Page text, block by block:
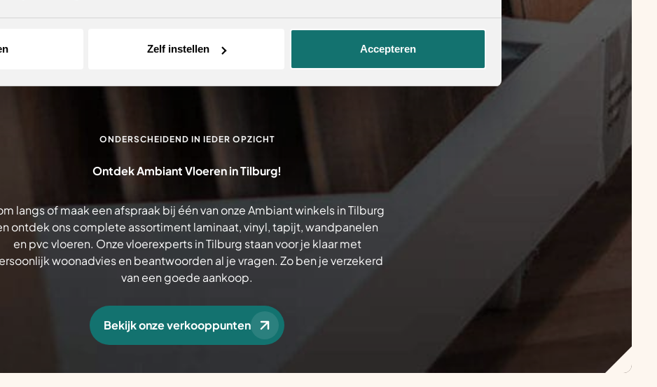
Zelf instellen Accepteren
ONDERSCHEIDEND IN IEDER OPZICHT
Ontdek Ambiant Vloeren in Tilburg!
langs of maak een afspraak bij één van onze Ambiant winkels in Tilburg
ontdek ons complete assortiment laminaat, vinyl, tapijt, wandpanelen
en pvc vloeren. Onze vloerexperts in Tilburg staan voor je klaar met
woonadvies en beantwoorden al je vragen. Zo ben je verzekerd
van een goede aankoop.
Bekijk onze verkooppunten